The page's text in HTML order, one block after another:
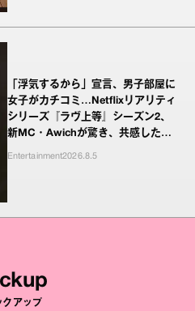
「浮気するから」宣言、男子部屋に
女子がカチコミ…Netflixリアリティ
シリーズ『ラヴ上等』シーズン2、
新MC・Awichが驚き、共感したヤ
Entertainment2026.8.5
クアップ